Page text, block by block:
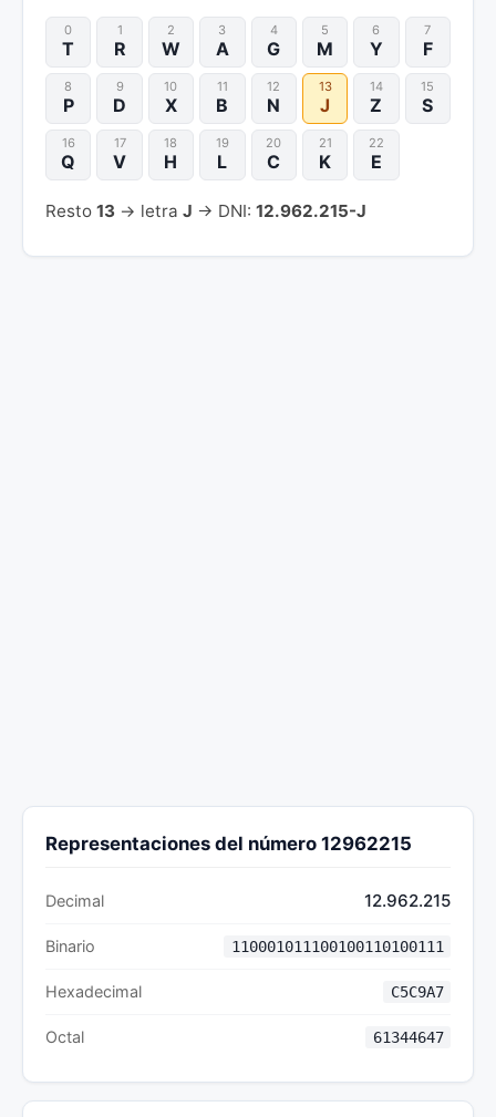
0
T
1
R
2
W
3
A
4
G
5
M
6
Y
7
F
8
P
9
D
10
X
11
B
12
N
13
J
14
Z
15
S
16
Q
17
V
18
H
19
L
20
C
21
K
22
E
Resto 13 → letra J → DNI: 12.962.215-J
Representaciones del número 12962215
Decimal 12.962.215
Binario 110001011100100110100111
Hexadecimal C5C9A7
Octal 61344647